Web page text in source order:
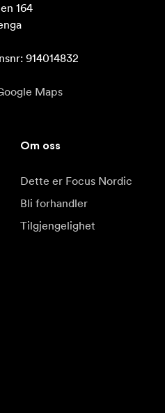
164
914014832
Maps
Om oss
Dette er Focus Nordic
Bli forhandler
Tilgjengelighet